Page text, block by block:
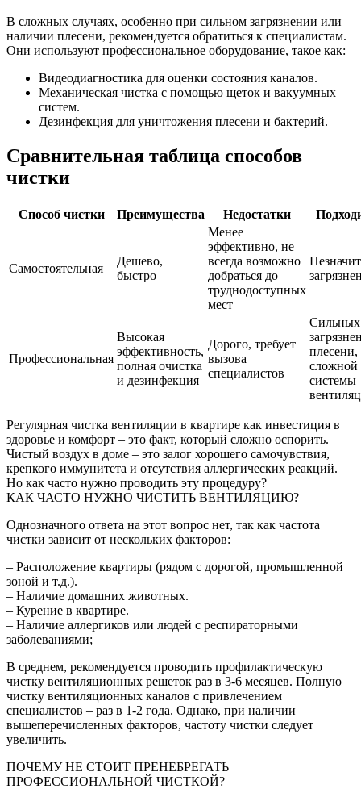
В сложных случаях, особенно при сильном загрязнении или
наличии плесени, рекомендуется обратиться к специалистам.
Они используют профессиональное оборудование, такое как:
Видеодиагностика для оценки состояния каналов.
Механическая чистка с помощью щеток и вакуумных
систем.
Дезинфекция для уничтожения плесени и бактерий.
Сравнительная таблица способов
чистки
Способ чистки Преимущества Недостатки
Самостоятельная
Дешево,
быстро
Менее
эффективно, не
всегда возможно
добраться до
труднодоступных
мест
Профессиональная
Высокая
эффективность,
полная очистка
и дезинфекция
Дорого, требует
вызова
специалистов
Сильных
плесени,
сложной
системы
Регулярная чистка вентиляции в квартире как инвестиция в
здоровье и комфорт – это факт, который сложно оспорить.
Чистый воздух в доме – это залог хорошего самочувствия,
крепкого иммунитета и отсутствия аллергических реакций.
Но как часто нужно проводить эту процедуру?
КАК ЧАСТО НУЖНО ЧИСТИТЬ ВЕНТИЛЯЦИЮ?
Однозначного ответа на этот вопрос нет, так как частота
чистки зависит от нескольких факторов:
– Расположение квартиры (рядом с дорогой, промышленной
зоной и т.д.).
– Наличие домашних животных.
– Курение в квартире.
– Наличие аллергиков или людей с респираторными
заболеваниями;
В среднем, рекомендуется проводить профилактическую
чистку вентиляционных решеток раз в 3-6 месяцев. Полную
чистку вентиляционных каналов с привлечением
специалистов – раз в 1-2 года. Однако, при наличии
вышеперечисленных факторов, частоту чистки следует
увеличить.
ПОЧЕМУ НЕ СТОИТ ПРЕНЕБРЕГАТЬ
ПРОФЕССИОНАЛЬНОЙ ЧИСТКОЙ?